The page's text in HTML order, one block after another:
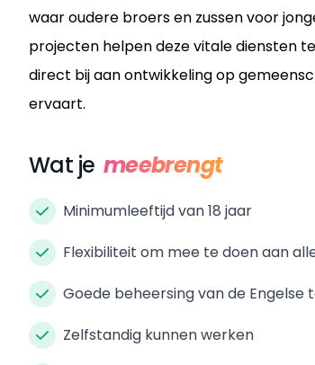
waar oudere broers en zussen voor
projecten helpen deze vitale diensten
direct bij aan ontwikkeling op
ervaart.
Wat je meebrengt
Minimumleeftijd van 18 jaar
Flexibiliteit om mee te doen aan
Goede beheersing van de Engelse
Zelfstandig kunnen werken